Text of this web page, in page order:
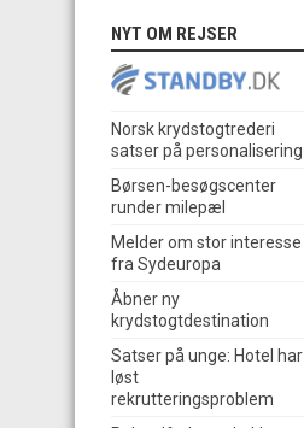
NYT OM REJSER
Norsk krydstogtrederi
satser på personalisering
Børsen-besøgscenter
runder milepæl
Melder om stor interesse
fra Sydeuropa
Åbner ny
krydstogtdestination
Satser på unge: Hotel har
løst
rekrutteringsproblem